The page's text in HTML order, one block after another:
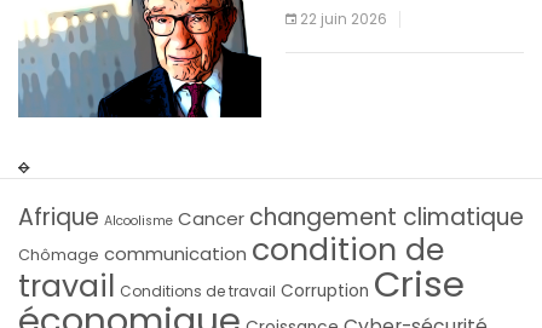
22 juin 2026
Afrique Alcoolisme Cancer changement climatique
Chômage communication condition de
travail Conditions de travail Corruption Crise